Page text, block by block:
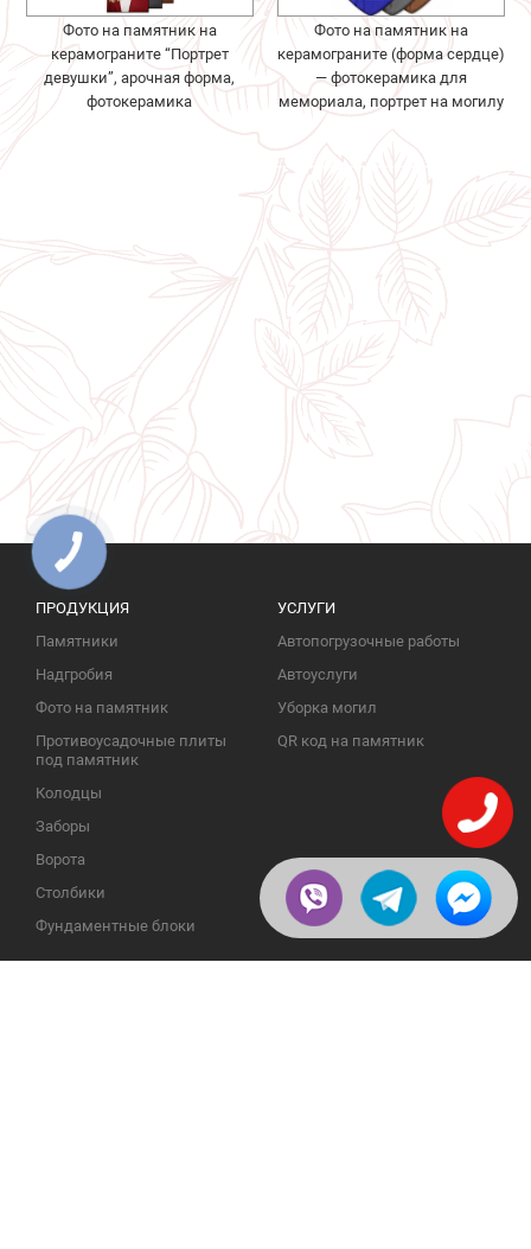
Фото на памятник на
керамограните “Портрет
девушки”, арочная форма,
фотокерамика
Фото на памятник на
керамограните (форма сердце)
— фотокерамика для
мемориала, портрет на могилу
ПРОДУКЦИЯ
Памятники
Надгробия
Фото на памятник
Противоусадочные плиты
под памятник
Колодцы
Заборы
Ворота
Столбики
Фундаментные блоки
УСЛУГИ
Автопогрузочные работы
Автоуслуги
Уборка могил
QR код на памятник